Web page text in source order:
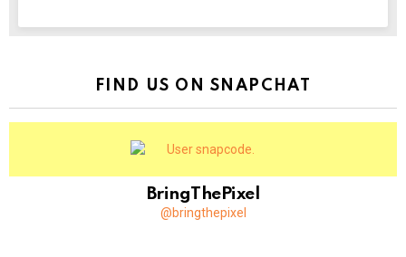
FIND US ON SNAPCHAT
BringThePixel
@bringthepixel